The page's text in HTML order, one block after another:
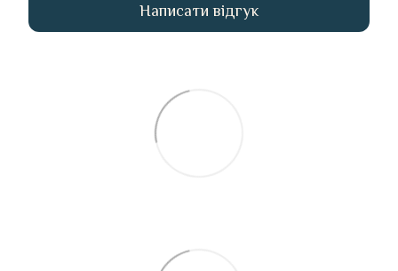
Написати відгук